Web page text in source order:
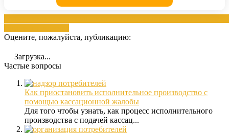
Оцените, пожалуйста, публикацию:
Загрузка...
Частые вопросы
Как приостановить исполнительное производство с
помощью кассационной жалобы
Для того чтобы узнать, как процесс исполнительного
производства с подачей кассац...